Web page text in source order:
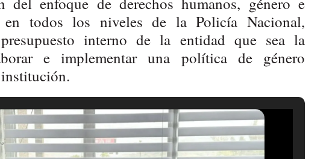
en todos los niveles de la Policía Nacional,
interno de la entidad que sea la
e implementar una política de género